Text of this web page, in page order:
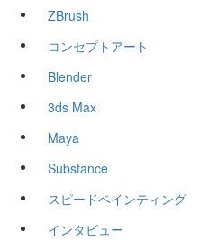
ZBrush
コンセプトアート
Blender
3ds Max
Maya
Substance
スピードペインティング
インタビュー